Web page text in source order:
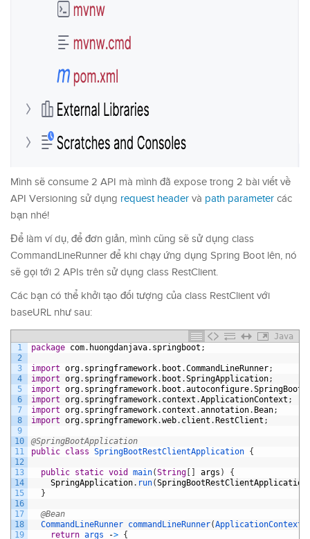
Mình sẽ consume 2 API mà mình đã expose trong 2 bài viết về
API Versioning sử dụng request header và path parameter các
bạn nhé!
Để làm ví dụ, để đơn giản, mình cũng sẽ sử dụng class
CommandLineRunner để khi chạy ứng dụng Spring Boot lên, nó
sẽ gọi tới 2 APIs trên sử dụng class RestClient.
Các bạn có thể khởi tạo đối tượng của class RestClient với
baseURL như sau:
Java
1
2
3
4
5
6
7
8
9
10
11
12
13
14
15
16
17
18
19
package com. huongdanjava. springboot ;
import org. springframework. boot .CommandLineRunner;
import org. springframework. boot .SpringApplication;
import org. springframework. boot .autoconfigure.
import org. springframework. context .ApplicationContext ;
import org. springframework. context .annotation. Bean;
import org. springframework.web. client .RestClient ;
@SpringBootApplication
public class SpringBootRestClientApplication {
public static void main(String [ ] args )
{
SpringApplication. run(SpringBootRestClientApplication
}
@Bean
CommandLineRunner commandLineRunner(ApplicationContext
return args -> {